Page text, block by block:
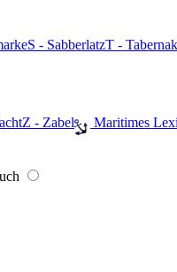
S - SabberlatzT -
Z - Zabel Maritimes